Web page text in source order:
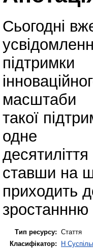
Сьогодні
підтримки
масштаби
такої
одне
ставши на
приходить
зростаннню
Тип ресурсу: Стаття
Класифікатор:
H